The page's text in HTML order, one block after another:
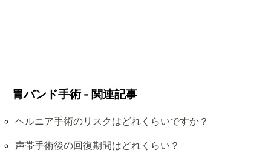
胃バンド手術 - 関連記事
ヘルニア手術のリスクはどれくらいですか？
声帯手術後の回復期間はどれくらい？